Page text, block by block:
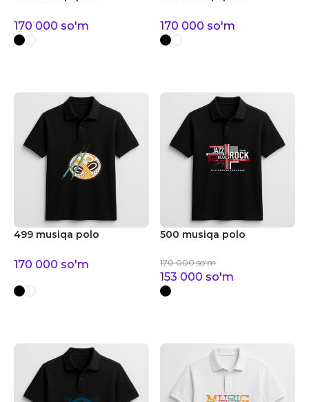
170 000 so'm 170 000 so'm
499 musiqa polo
170 000 so'm
500 musiqa polo
170 000 so'm
153 000 so'm